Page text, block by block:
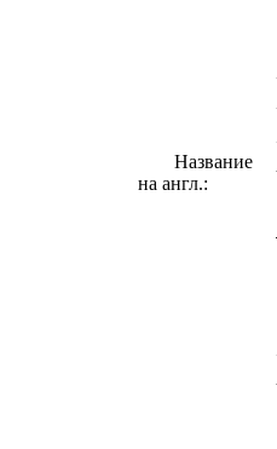
Название
на англ.: